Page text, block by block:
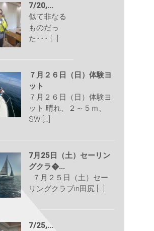
7/20,...
似て非なる
ものだっ
た･･･ […]
７月２６日（日）体験ヨ
ット
７月２６日（日）体験ヨ
ット 晴れ、２～５ｍ、
SW […]
7月25日（土）セーリン
グクラ�...
７月２５日（土）セー
リングクラブin田尻 […]
7/25,...